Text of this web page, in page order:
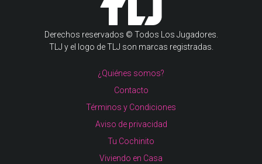
Derechos reservados © Todos Los Jugadores.
TLJ y el logo de TLJ son marcas registradas.
¿Quiénes somos?
Contacto
Términos y Condiciones
Aviso de privacidad
Tu Cochinito
Viviendo en Casa